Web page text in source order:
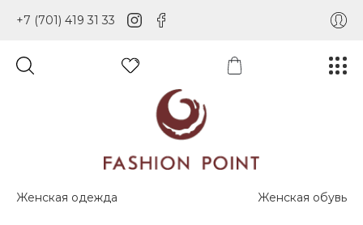
+7 (701) 419 31 33
Женская одежда Женская обувь